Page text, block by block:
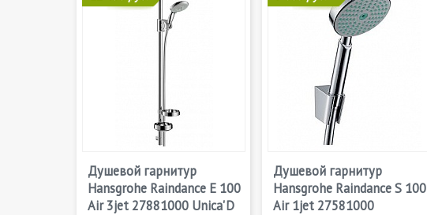
Душевой гарнитур
Hansgrohe Raindance E 100
Air 3jet 27881000 Unica'D
Душевой гарнитур
Hansgrohe Raindance S 100
Air 1jet 27581000